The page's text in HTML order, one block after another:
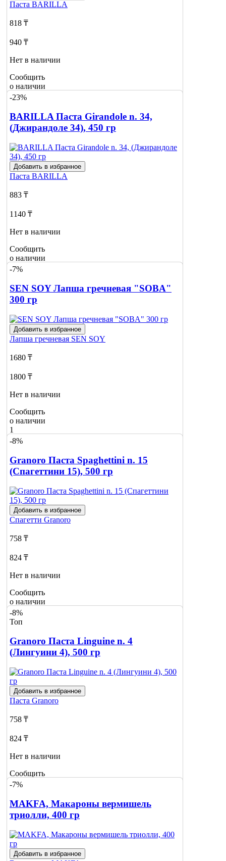
Паста BARILLA
818 ₸
940 ₸
Нет в наличии
Сообщить
о наличии
-23%
BARILLA Паста Girandole n. 34,
(Джирандоле 34), 450 гр
Добавить в избранное
Паста BARILLA
883 ₸
1140 ₸
Нет в наличии
Сообщить
о наличии
1
-7%
SEN SOY Лапша гречневая "SOBA"
300 гр
Добавить в избранное
Лапша гречневая SEN SOY
1680 ₸
1800 ₸
Нет в наличии
Сообщить
о наличии
1
-8%
Granoro Паста Spaghettini n. 15
(Спагеттини 15), 500 гр
Добавить в избранное
Спагетти Granoro
758 ₸
824 ₸
Нет в наличии
Сообщить
о наличии
-8%
Топ
Granoro Паста Linguine n. 4
(Лингуини 4), 500 гр
Добавить в избранное
Паста Granoro
758 ₸
824 ₸
Нет в наличии
Сообщить
о наличии
-7%
MAKFA, Макароны вермишель
триолли, 400 гр
Добавить в избранное